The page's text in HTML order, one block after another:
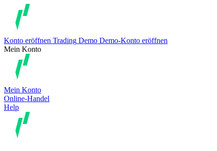
Konto eröffnen Trading Demo Demo-Konto eröffnen
Mein Konto
Mein Konto
Online-Handel
Help